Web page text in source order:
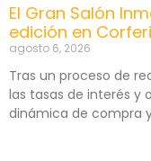
El Gran Salón
edición en
agosto 6, 2026
Tras un proceso de
las tasas de interés y
dinámica de compra